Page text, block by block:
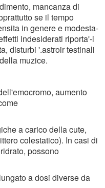
mancanza di
se il tempo
in genere e modesta-
indesiderati riporta'-i
disturbi '.astroir testinali
muzice.
aumento
a carico della cute,
colestatico). In casi di
possono
a dosi diverse da